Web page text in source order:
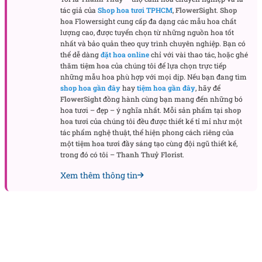
hoa chúc mừng sinh nhậtkhông chỉ là một món
quà, mà còn là biểu tượng của sự kính trọng và biết
ơn dành cho thầy cô. Hoa hồng lạc thần là loài hoa
tượng trưng cho tình yêu thương, sự dịu dàng và
chân thành. Tặngbó hoa tươi này cho thầy cô giáo
là cách thể hiện lòng biết ơn sâu sắc đối với những
cống hiến của họ.
Bên cạnh đó, lá bạc có ý nghĩa như một lời chúc may
mắn và sự bình an. Sự kết hợp giữa hoa hồng lạc
thần và lá bạc chính là lời tri ân đầy ý nghĩa, chúc
thầy cô có một cuộc sống tràn đầy hạnh phúc và
tác giả của Shop hoa tươi TPHCM,FlowerSight. Shop
hoa Flowersight cung cấp đa dạng các mẫu hoa chất
lượng cao, được tuyển chọn từ những nguồn hoa tốt
nhất và bảo quản theo quy trình chuyên nghiệp. Bạn có
thể dễ dàngđặt hoa onlinechỉ với vài thao tác, hoặc ghé
thăm tiệm hoa của chúng tôi để lựa chọn trực tiếp
những mẫu hoa phù hợp với mọi dịp. Nếu bạn đang tìm
shop hoa gần đâyhaytiệm hoa gần đây, hãy để
FlowerSightđồng hành cùng bạn mang đến những bó
hoa tươi – đẹp – ý nghĩa nhất. Mỗi sản phẩm tại shop
hoa tươi của chúng tôi đều được thiết kế tỉ mỉ như một
tác phẩm nghệ thuật, thể hiện phong cách riêng của
mộttiệm hoa tươi đầy sáng tạo cùng đội ngũ thiết kế,
trong đó có tôi –Thanh Thuỷ Florist.
Xem thêm thông tin